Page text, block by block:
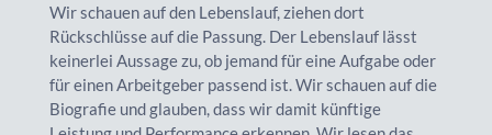
Wir schauen auf den Lebenslauf, ziehen dort
Rückschlüsse auf die Passung. Der Lebenslauf lässt
keinerlei Aussage zu, ob jemand für eine Aufgabe oder
für einen Arbeitgeber passend ist. Wir schauen auf die
Biografie und glauben, dass wir damit künftige